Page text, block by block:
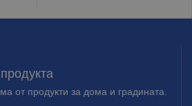
от продукти за дома и градината.